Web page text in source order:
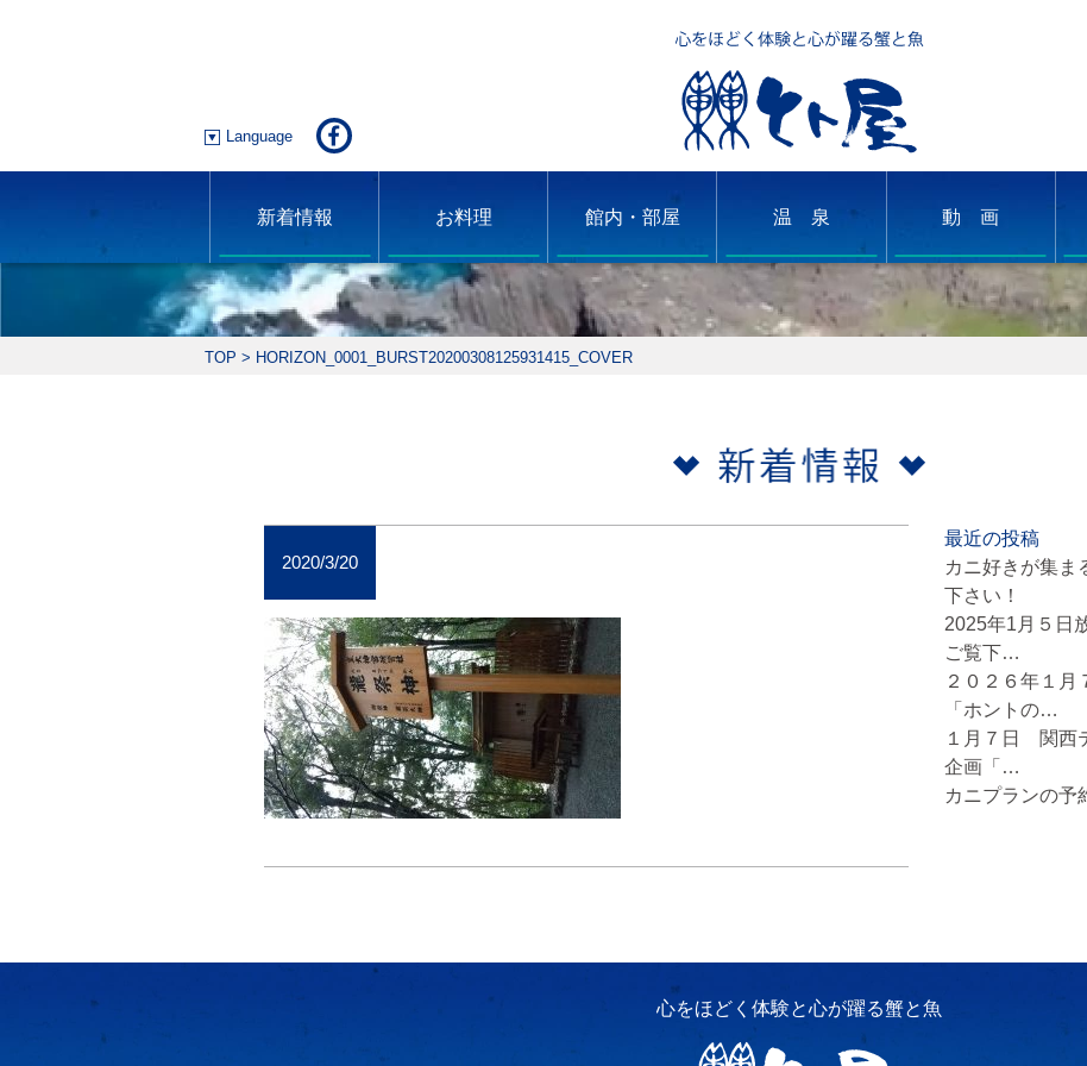
Language
新着情報 お料理 館内・部屋 温 泉 動 画
TOP > HORIZON_0001_BURST20200308125931415_COVER
2020/3/20
最近の投稿
カニ好きが集ま
下さい！
2025年1月５日
ご覧下…
２０２６年１月
「ホントの…
１月７日 関西
企画「…
カニプランの予